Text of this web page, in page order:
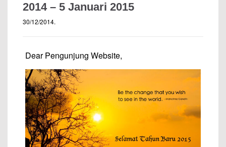
2014 – 5 Januari 2015
30/12/2014.
Dear Pengunjung Website,